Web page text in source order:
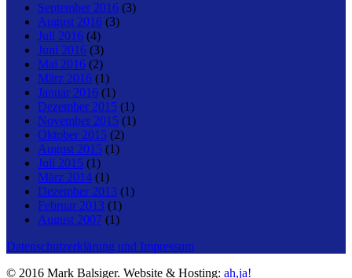
September 2016 (3)
August 2016 (3)
Juli 2016 (4)
Juni 2016 (3)
Mai 2016 (2)
März 2016 (1)
Januar 2016 (1)
Dezember 2015 (1)
November 2015 (1)
Oktober 2015 (2)
August 2015 (1)
Juli 2015 (1)
März 2014 (1)
Dezember 2013 (1)
Februar 2013 (1)
August 2007 (1)
Datenschutzerklärung und Impressum
© 2016 Mark Balsiger. Website & Hosting: ah,ja!